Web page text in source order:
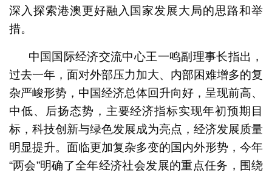
深入探索港澳更好融入国家发展大局的思路和举
措。
中国国际经济交流中心王一鸣副理事长指出，
过去一年，面对外部压力加大、内部困难增多的复
杂严峻形势，中国经济总体回升向好，呈现前高、
中低、后扬态势，主要经济指标实现年初预期目
标，科技创新与绿色发展成为亮点，经济发展质量
明显提升。面临更加复杂多变的国内外形势，今年
“两会”明确了全年经济社会发展的重点任务，围绕